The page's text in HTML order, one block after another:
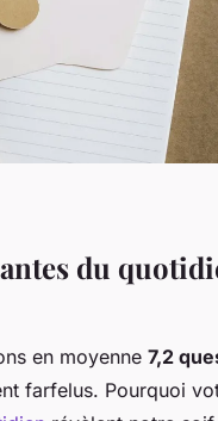
du
en moyenne 7,2
farfelus. Pourquoi